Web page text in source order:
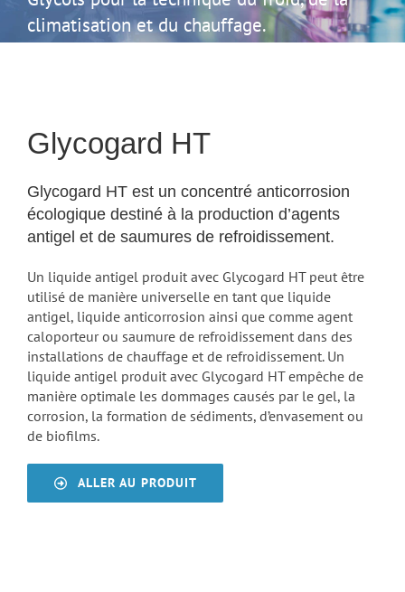
climatisation et du chauffage.
Glycogard HT
Glycogard HT est un concentré anticorrosion
écologique destiné à la production d’agents
antigel et de saumures de refroidissement.
Un liquide antigel produit avec Glycogard HT peut être
utilisé de manière universelle en tant que liquide
antigel, liquide anticorrosion ainsi que comme agent
caloporteur ou saumure de refroidissement dans des
installations de chauffage et de refroidissement. Un
liquide antigel produit avec Glycogard HT empêche de
manière optimale les dommages causés par le gel, la
corrosion, la formation de sédiments, d’envasement ou
de biofilms.
ALLER AU PRODUIT